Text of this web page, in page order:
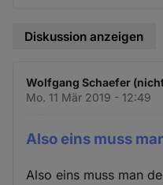
Diskussion anzeigen
Wolfgang Schaefer
Mo. 11 Mär 2019 - 12:49
Also eins muss
Also eins muss man